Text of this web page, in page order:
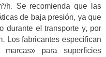
h. Se recomienda que las
de baja presión, ya que
durante el transporte y, por
Los fabricantes especifican
para superficies